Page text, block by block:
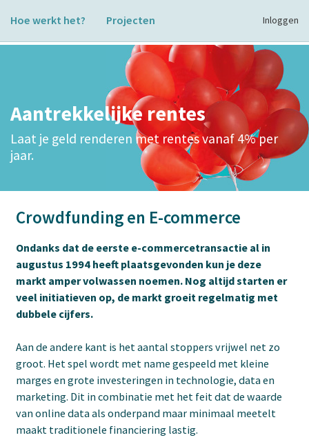
Hoe werkt het? Projecten Inloggen
Aantrekkelijke rentes
Laat je geld renderen met rentes vanaf 4% per
jaar.
Crowdfunding en E-commerce
Ondanks dat de eerste e-commercetransactie al in
augustus 1994 heeft plaatsgevonden kun je deze
markt amper volwassen noemen. Nog altijd starten er
veel initiatieven op, de markt groeit regelmatig met
dubbele cijfers.
Aan de andere kant is het aantal stoppers vrijwel net zo
groot. Het spel wordt met name gespeeld met kleine
marges en grote investeringen in technologie, data en
marketing. Dit in combinatie met het feit dat de waarde
van online data als onderpand maar minimaal meetelt
maakt traditionele financiering lastig.